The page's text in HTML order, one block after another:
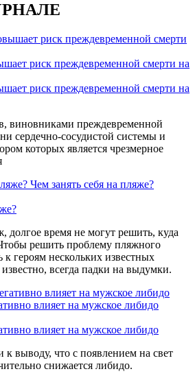
риск преждевременной смерти на
риск преждевременной смерти на
виновниками преждевременной
сердечно-сосудистой системы и
которых является чрезмерное
Чем занять себя на пляже?
долгое время не могут решить, куда
Чтобы решить проблему пляжного
героям нескольких известных
всегда падки на выдумки.
влияет на мужское либидо
влияет на мужское либидо
выводу, что с появлением на свет
снижается либидо.